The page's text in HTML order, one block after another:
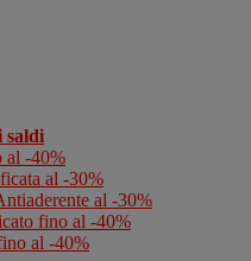
saldi
al -40%
al -30%
al -30%
fino al -40%
al -40%